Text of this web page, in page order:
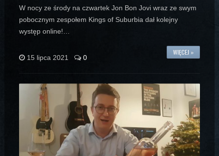
W nocy ze środy na czwartek Jon Bon Jovi wraz ze swym
pobocznym zespołem Kings of Suburbia dał kolejny
występ online!…
WIĘCEJ »
15 lipca 2021 0